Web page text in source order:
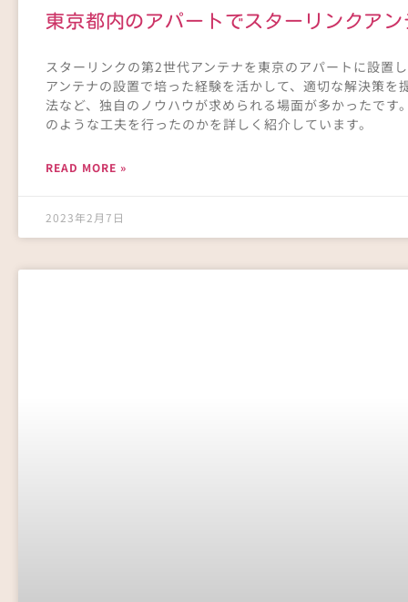
東京都内のアパートでスターリンクア
スターリンクの第2世代アンテナを東京のアパートに設置
アンテナの設置で培った経験を活かして、適切な解決策
法など、独自のノウハウが求められる場面が多かったで
のような工夫を行ったのかを詳しく紹介しています。
READ MORE »
2023年2月7日